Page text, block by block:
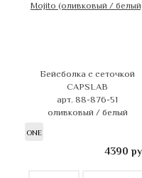
Бейсболка с сеточкой
CAPSLAB
арт. 88-876-51
оливковый / белый
ONE
4390